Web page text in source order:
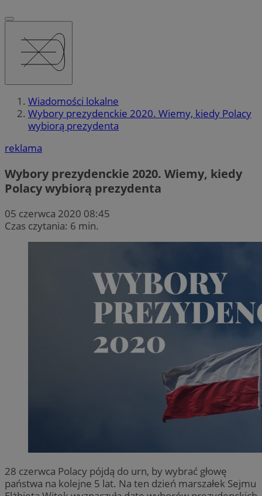
Wiadomości lokalne
Wybory prezydenckie 2020. Wiemy, kiedy Polacy
wybiorą prezydenta
reklama
Wybory prezydenckie 2020. Wiemy, kiedy
Polacy wybiorą prezydenta
05 czerwca 2020 08:45
Czas czytania: 6 min.
28 czerwca Polacy pójdą do urn, by wybrać głowę
państwa na kolejne 5 lat. Na ten dzień marszałek Sejmu